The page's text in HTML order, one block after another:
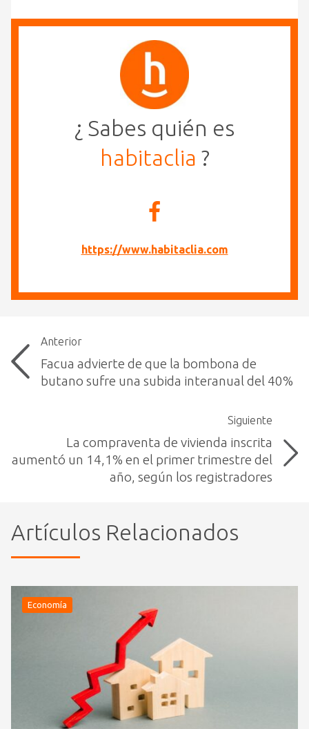
¿ Sabes quién es
habitaclia ?
https://www.habitaclia.com
Anterior
Facua advierte de que la bombona de
butano sufre una subida interanual del 40%
Siguiente
La compraventa de vivienda inscrita
aumentó un 14,1% en el primer trimestre del
año, según los registradores
Artículos Relacionados
Economía